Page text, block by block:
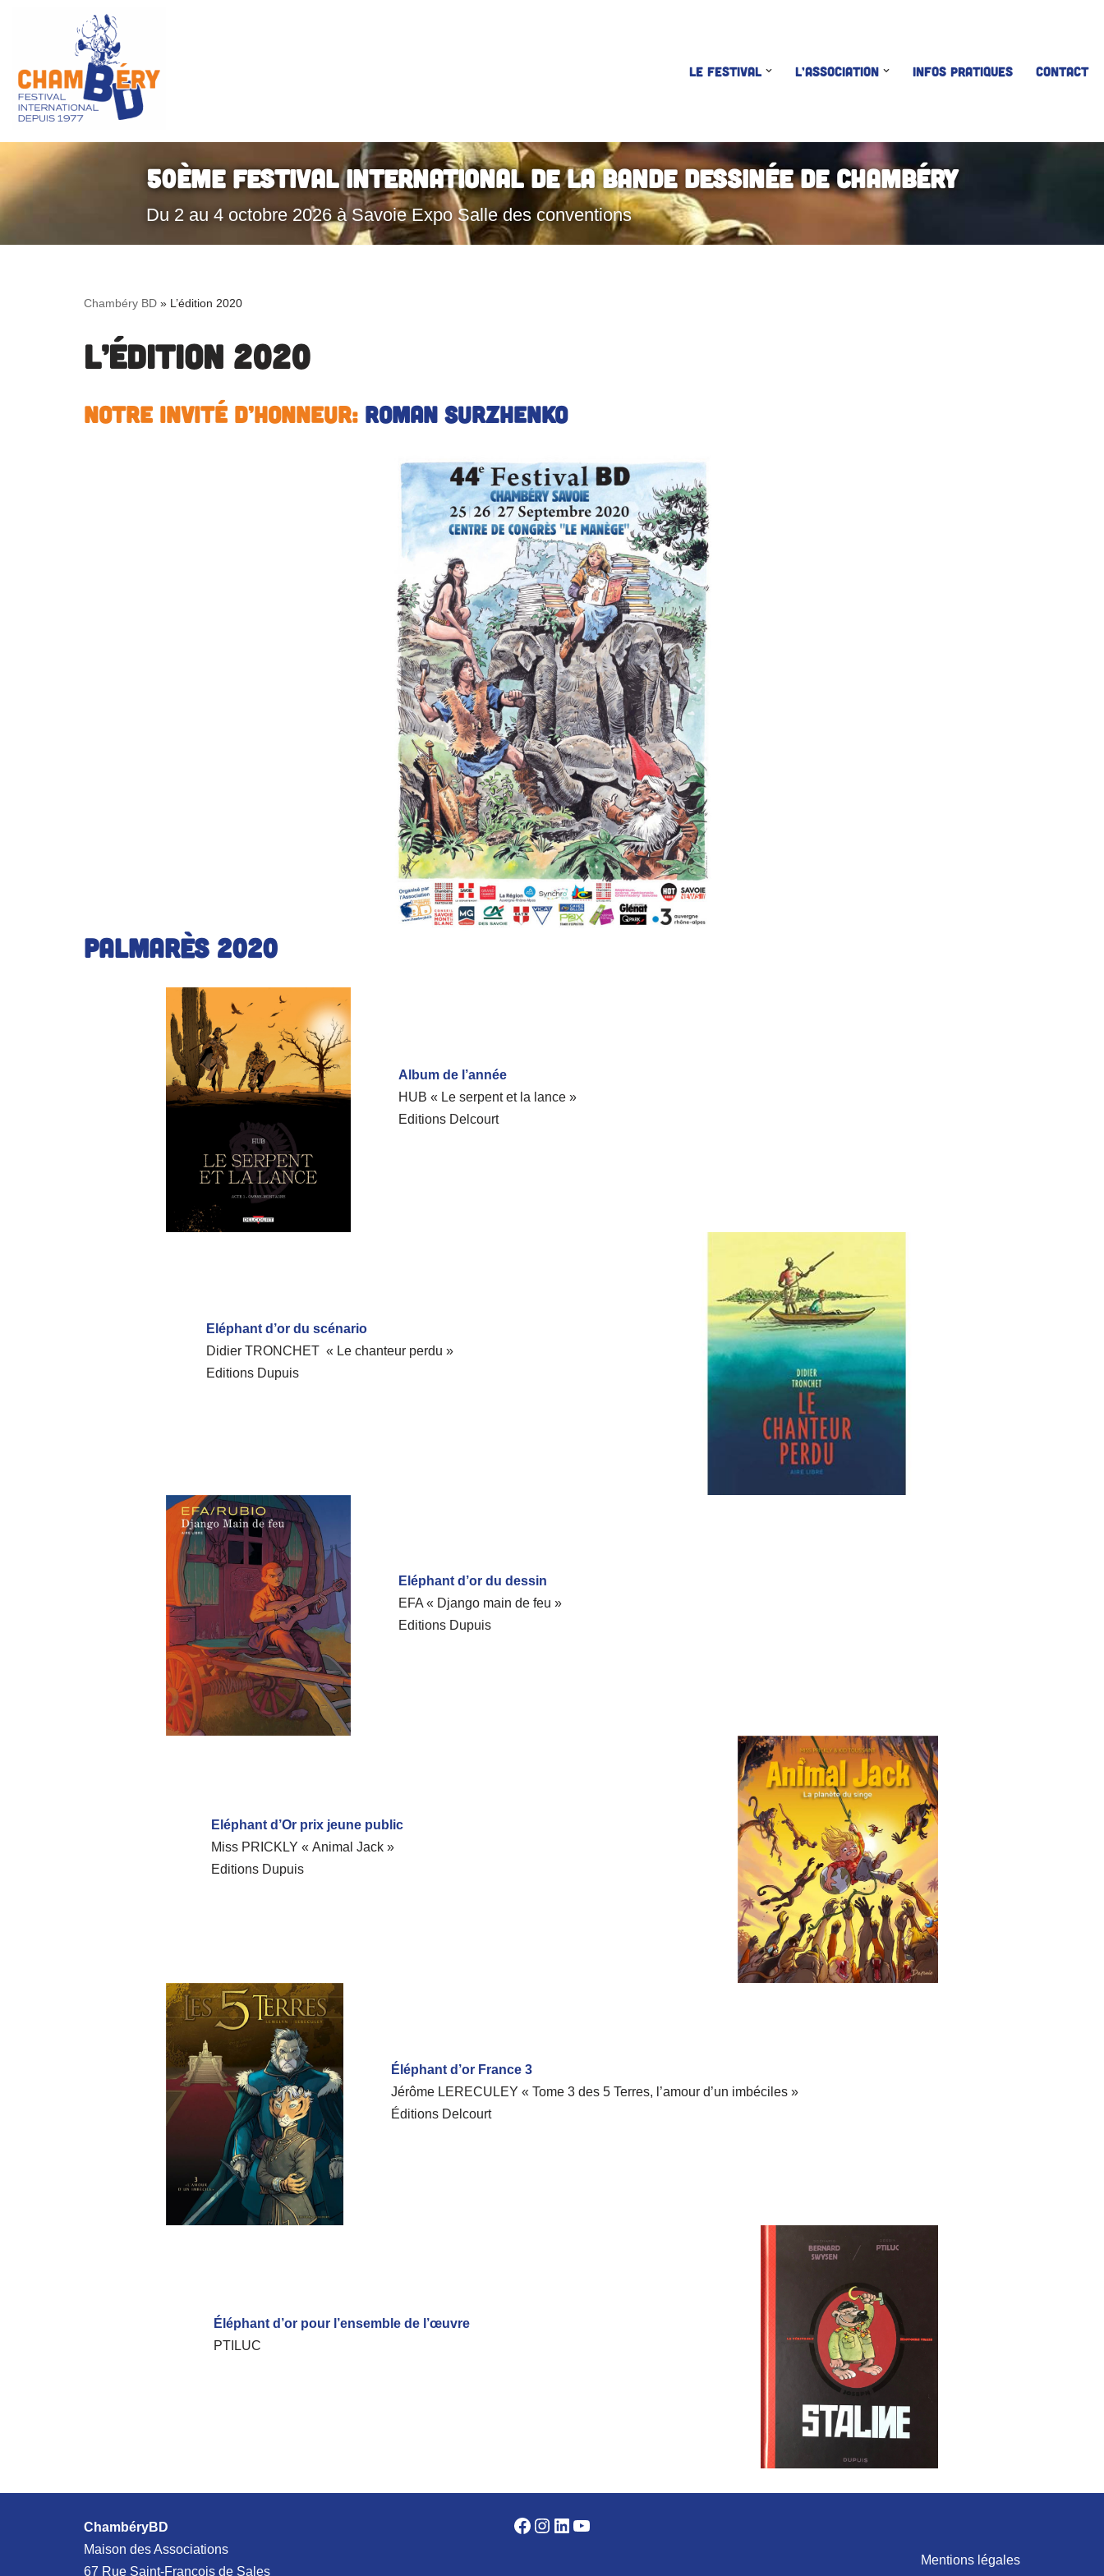
au
contenu
LE FESTIVAL L’ASSOCIATION INFOS PRATIQUES CONTACT
50ème Festival International de la Bande Dessinée de Chambéry
Du 2 au 4 octobre 2026 à Savoie Expo Salle des conventions
Chambéry BD » L’édition 2020
L’édition 2020
Notre invité d’honneur: Roman Surzhenko
Palmarès 2020
Album de l’année
HUB « Le serpent et la lance »
Editions Delcourt
Eléphant d’or du scénario
Didier TRONCHET « Le chanteur perdu »
Editions Dupuis
Eléphant d’or du dessin
EFA « Django main de feu »
Editions Dupuis
Eléphant d’Or prix jeune public
Miss PRICKLY « Animal Jack »
Editions Dupuis
Éléphant d’or France 3
Jérôme LERECULEY « Tome 3 des 5 Terres, l’amour d’un imbéciles »
Éditions Delcourt
Éléphant d’or pour l’ensemble de l’œuvre
PTILUC
ChambéryBD
Maison des Associations
67 Rue Saint-François de Sales
Mentions légales